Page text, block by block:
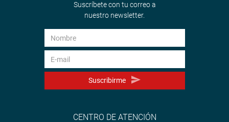
Suscríbete con tu correo a
nuestro newsletter.
Suscribirme
CENTRO DE ATENCIÓN